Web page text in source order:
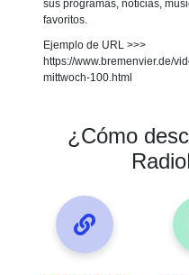
sus programas, noticias,
favoritos.
Ejemplo de URL >>>
https://www.bremenvier.de/
mittwoch-100.html
¿Cómo